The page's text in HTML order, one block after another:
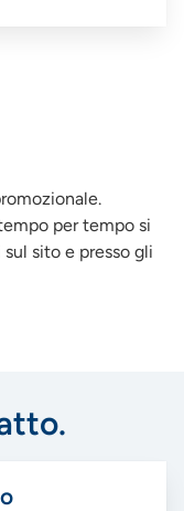
per tempo si
sito e presso gli